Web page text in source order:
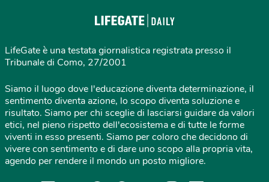
LifeGate è una testata giornalistica registrata presso il
Tribunale di Como, 27/2001
Siamo il luogo dove l'educazione diventa determinazione, il
sentimento diventa azione, lo scopo diventa soluzione e
risultato. Siamo per chi sceglie di lasciarsi guidare da valori
etici, nel pieno rispetto dell'ecosistema e di tutte le forme
viventi in esso presenti. Siamo per coloro che decidono di
vivere con sentimento e di dare uno scopo alla propria vita,
agendo per rendere il mondo un posto migliore.